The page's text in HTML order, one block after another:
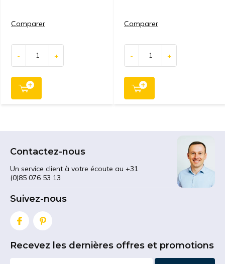
Comparer
- +
Comparer
- +
Contactez-nous
Un service client à votre écoute au +31
(0)85 076 53 13
Suivez-nous
Recevez les dernières offres et promotions